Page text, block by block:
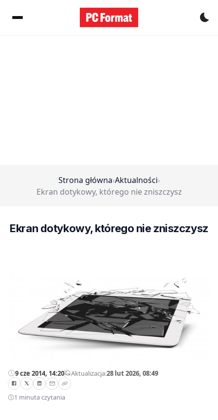
Strona główna›Aktualności›
Ekran dotykowy, którego nie zniszczysz
Ekran dotykowy, którego nie zniszczysz
9 cze 2014, 14:20—Aktualizacja:28 lut 2026, 08:49
1 minuta czytania